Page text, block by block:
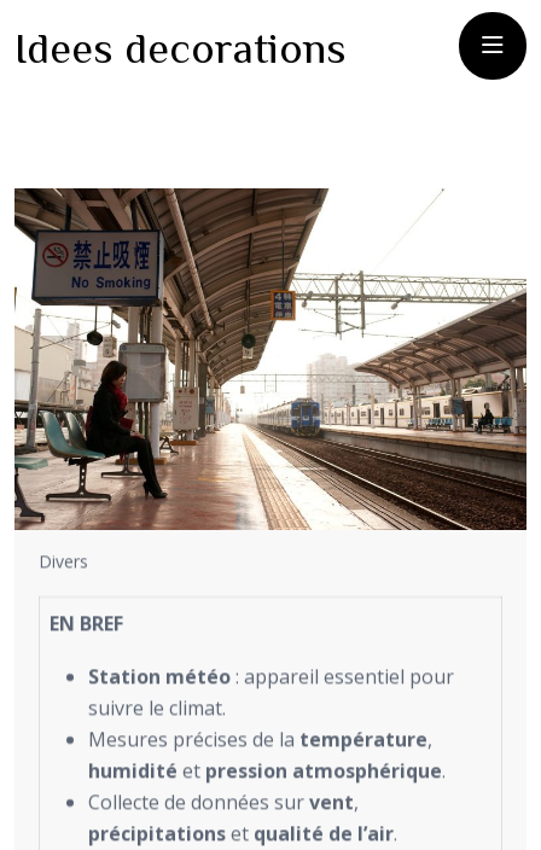
Idees decorations
Divers
EN BREF
Station météo: appareil essentiel pour
suivre le climat.
Mesures précises de la température,
humidité et pression atmosphérique.
Collecte de données survent,
précipitationset qualité de l’air.